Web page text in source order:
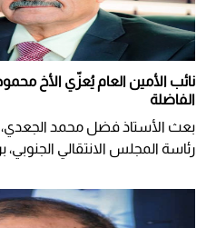
نائب الأمين العام يُعزّي الأخ
الفاضلة
بعث الأستاذ فضل محمد الجعدي،
رئاسة المجلس الانتقالي الجنوبي،